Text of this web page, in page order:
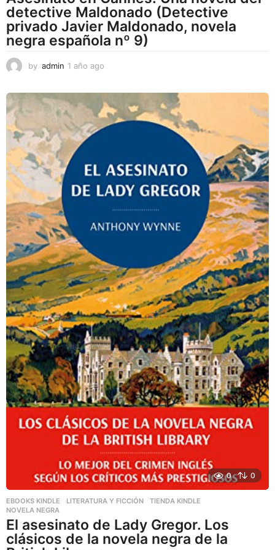
detective Maldonado (Detective
privado Javier Maldonado, novela
negra española nº 9)
by admin 1 año ago
o
a
g
0 0
EBOOKS KINDLE ,LITERATURA Y FICCIÓN ,TIENDA KINDLE
NOVELA NEGRA
El asesinato de Lady Gregor. Los
clásicos de la novela negra de la